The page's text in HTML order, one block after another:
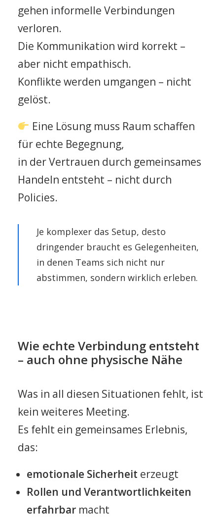
gehen informelle Verbindungen
verloren.
Die Kommunikation wird korrekt –
aber nicht empathisch.
Konflikte werden umgangen – nicht
gelöst.
Eine Lösung muss Raum schaffen
für echte Begegnung,
in der Vertrauen durch gemeinsames
Handeln entsteht – nicht durch
Policies.
Je komplexer das Setup, desto
dringender braucht es Gelegenheiten,
in denen Teams sich nicht nur
abstimmen, sondern wirklich erleben.
Wie echte Verbindung entsteht
– auch ohne physische Nähe
Was in all diesen Situationen fehlt, ist
kein weiteres Meeting.
Es fehlt ein gemeinsames Erlebnis,
das:
emotionale Sicherheit erzeugt
Rollen und Verantwortlichkeiten
erfahrbar macht